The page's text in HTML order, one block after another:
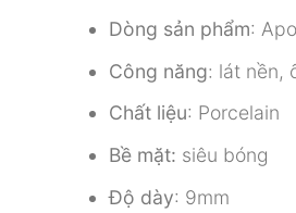
Dòng sản phẩm:
Công năng: lát nền,
Chất liệu: Porcelain
Bề mặt: siêu bóng
Độ dày: 9mm